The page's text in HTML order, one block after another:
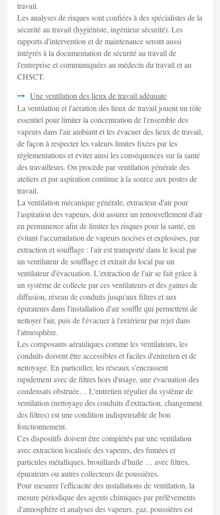
travail.
Les analyses de risques sont confiées à des spécialistes de la
sécurité au travail (hygiéniste, ingénieur sécurité). Les
rapports d'intervention et de maintenance seront aussi
intégrés à la documentation de sécurité au travail de
l'entreprise et communiquées au médecin du travail et au
CHSCT.
Une ventilation des lieux de travail adéquate
La ventilation et l'aération des lieux de travail jouent un rôle
essentiel pour limiter la concentration de l'ensemble des
vapeurs dans l'air ambiant et les évacuer des lieux de travail,
de façon à respecter les valeurs limites fixées par les
réglementations et éviter ainsi les conséquences sur la santé
des travailleurs. On procède par ventilation générale des
ateliers et par aspiration continue à la source aux postes de
travail.
La ventilation mécanique générale, extracteur d'air pour
l'aspiration des vapeurs, doit assurer un renouvellement d'air
en permanence afin de limiter les risques pour la santé, en
évitant l'accumulation de vapeurs nocives et explosives, par
extraction et soufflage : l'air est transporté dans le local par
un ventilateur de soufflage et extrait du local par un
ventilateur d'évacuation. L'extraction de l'air se fait grâce à
un système de collecte par ces ventilateurs et des gaines de
diffusion, réseau de conduits jusqu'aux filtres et aux
épurateurs dans l'installation d'air soufflé qui permettent de
nettoyer l'air, puis de l'évacuer à l'extérieur par rejet dans
l'atmosphère.
Les composants aérauliques comme les ventilateurs, les
conduits doivent être accessibles et faciles d'entretien et de
nettoyage. En particulier, les réseaux s'encrassent
rapidement avec de filtres hors d'usage, une évacuation des
condensats obstruée… L'entretien régulier du système de
ventilation (nettoyage des conduits d'extraction, changement
des filtres) est une condition indispensable de bon
fonctionnement.
Ces dispositifs doivent être complétés par une ventilation
avec extraction localisée des vapeurs, des fumées et
particules métalliques, brouillards d'huile … avec filtres,
épurateurs ou autres collecteurs de poussières.
Pour mesurer l'efficacité des installations de ventilation, la
mesure périodique des agents chimiques par prélèvements
d'atmosphère et analyses des vapeurs, gaz, poussières est